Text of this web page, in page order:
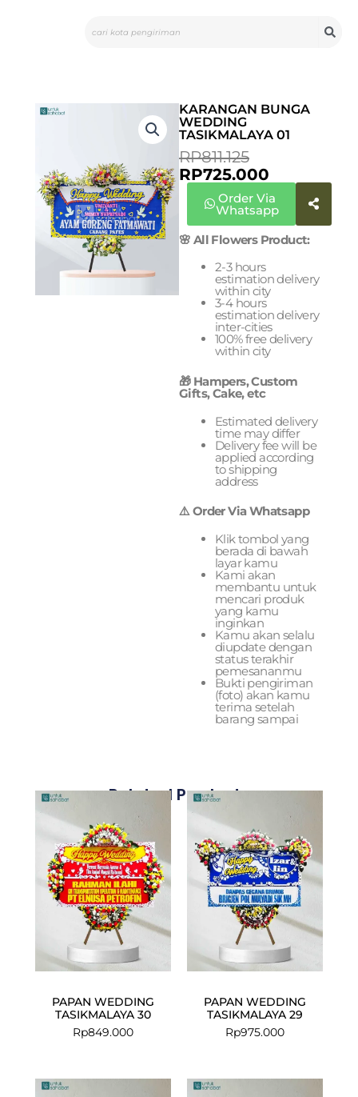
KARANGAN BUNGA
WEDDING
TASIKMALAYA 01
RP811.125
PRICE
WAS:
RP811.125.
RP725.000
IS:
RP725.000.
Order Via
Whatsapp
🌸 All Flowers Product:
2-3 hours
estimation delivery
within city
3-4 hours
estimation delivery
inter-cities
100% free delivery
within city
🎁 Hampers, Custom
Gifts, Cake, etc
Estimated delivery
time may differ
Delivery fee will be
applied according
to shipping
address
⚠️ Order Via Whatsapp
Klik tombol yang
berada di bawah
layar kamu
Kami akan
membantu untuk
mencari produk
yang kamu
inginkan
Kamu akan selalu
diupdate dengan
status terakhir
pemesananmu
Bukti pengiriman
(foto) akan kamu
terima setelah
barang sampai
Related Products
PAPAN WEDDING
TASIKMALAYA 30
Rp849.000
PAPAN WEDDING
TASIKMALAYA 29
Rp975.000